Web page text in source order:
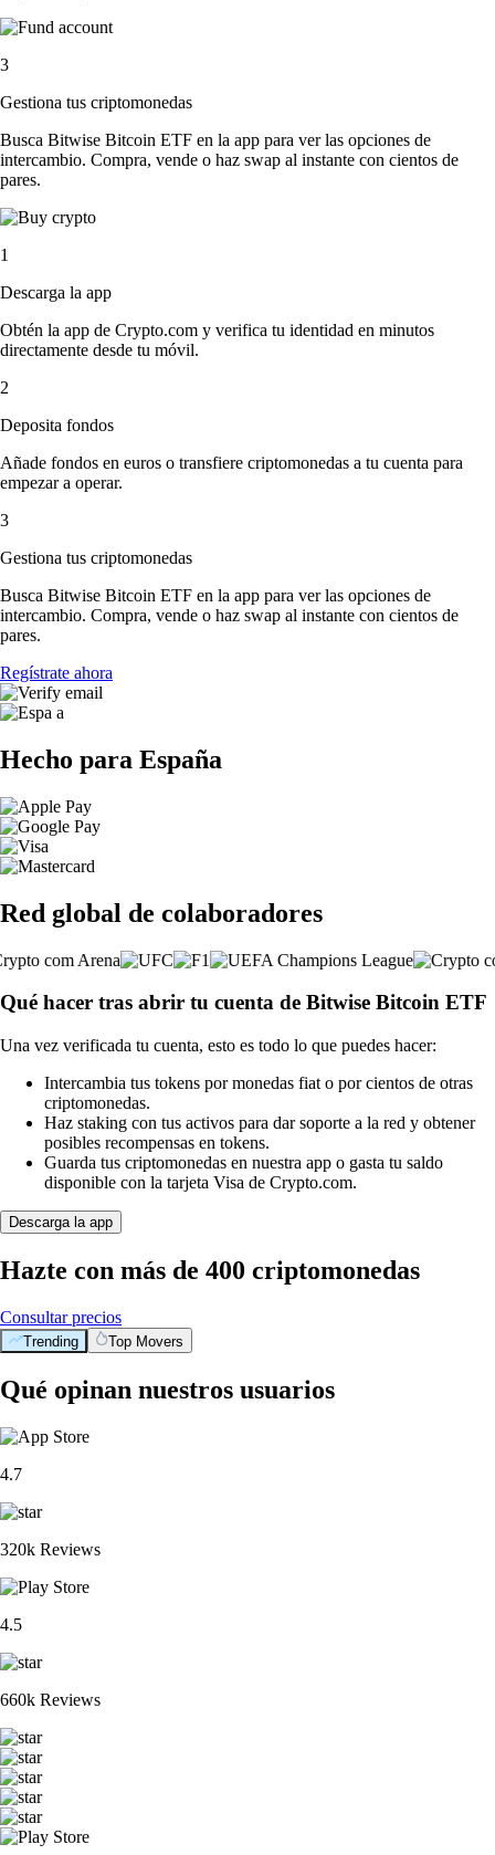
3
Gestiona tus criptomonedas
Busca Bitwise Bitcoin ETF en la app para ver las opciones de
intercambio. Compra, vende o haz swap al instante con cientos de
pares.
1
Descarga la app
Obtén la app de Crypto.com y verifica tu identidad en minutos
directamente desde tu móvil.
2
Deposita fondos
Añade fondos en euros o transfiere criptomonedas a tu cuenta para
empezar a operar.
3
Gestiona tus criptomonedas
Busca Bitwise Bitcoin ETF en la app para ver las opciones de
intercambio. Compra, vende o haz swap al instante con cientos de
pares.
Regístrate ahora
Hecho para España
Red global de colaboradores
Qué hacer tras abrir tu cuenta de Bitwise Bitcoin ETF
Una vez verificada tu cuenta, esto es todo lo que puedes hacer:
Intercambia tus tokens por monedas fiat o por cientos de otras
criptomonedas.
Haz staking con tus activos para dar soporte a la red y obtener
posibles recompensas en tokens.
Guarda tus criptomonedas en nuestra app o gasta tu saldo
disponible con la tarjeta Visa de Crypto.com.
Descarga la app
Hazte con más de 400 criptomonedas
Consultar precios
Trending Top Movers
Qué opinan nuestros usuarios
4.7
320k Reviews
4.5
660k Reviews